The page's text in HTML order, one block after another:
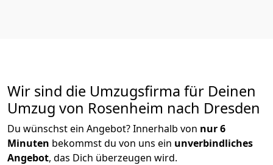
Wir sind die Umzugsfirma für Deinen
Umzug von Rosenheim nach Dresden
Du wünschst ein Angebot? Innerhalb von nur 6
Minuten bekommst du von uns ein unverbindliches
Angebot, das Dich überzeugen wird.